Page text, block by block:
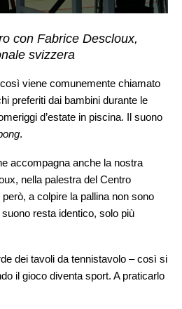
con Fabrice Descloux,
svizzera
viene comunemente chiamato
preferiti dai bambini durante le
d’estate in piscina. Il suono
.
accompagna anche la nostra
nella palestra del Centro
a colpire la pallina non sono
resta identico, solo più
dei tavoli da tennistavolo – così si
il gioco diventa sport. A praticarlo